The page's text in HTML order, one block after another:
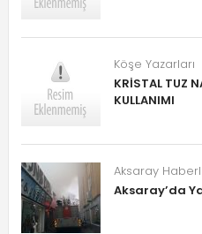
Köşe Yazarları
KRİSTAL TUZ
KULLANIMI
Aksaray
Aksaray’da